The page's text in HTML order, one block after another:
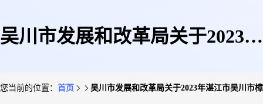
吴川市发展和改革局关于2023年
您当前的位置： 首页 吴川市发展和改革局关于2023年湛江市吴川市